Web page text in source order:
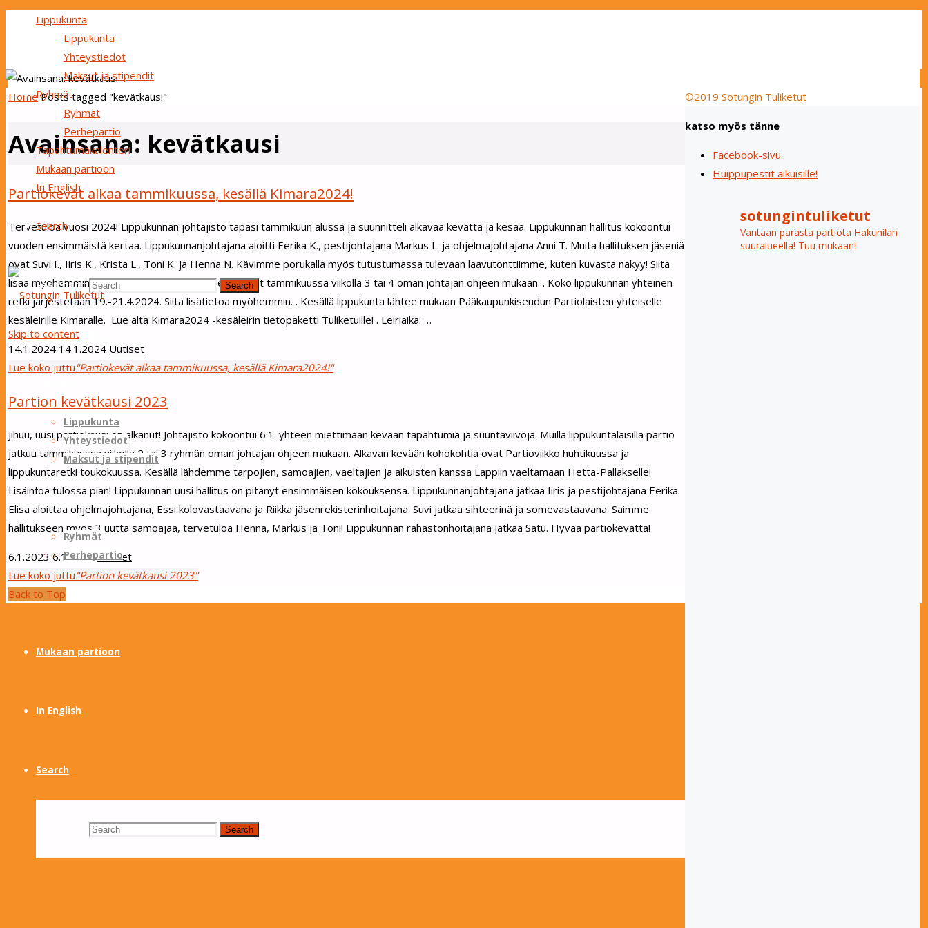
Lippukunta
Lippukunta
Yhteystiedot
Maksut ja stipendit
Ryhmät
Ryhmät
Perhepartio
Tapahtumakalenteri
Mukaan partioon
In English
Search
Search for: Search
Sotungin Tuliketut
Skip to content
Lippukunta
Yhteystiedot
Maksut ja stipendit
Ryhmät
Ryhmät
Perhepartio
Tapahtumakalenteri
Mukaan partioon
In English
Search
Search
Home Posts tagged "kevätkausi"
Avainsana: kevätkausi
Partiokevät alkaa tammikuussa, kesällä Kimara2024!
Tervetuloa vuosi 2024! Lippukunnan johtajisto tapasi tammikuun alussa ja suunnitteli alkavaa kevättä ja kesää. Lippukunnan hallitus kokoontui
vuoden ensimmäistä kertaa. Lippukunnanjohtajana aloitti Eerika K., pestijohtajana Markus L. ja ohjelmajohtajana Anni T. Muita hallituksen jäseniä
ovat Suvi I., Iiris K., Krista L., Toni K. ja Henna N. Kävimme porukalla myös tutustumassa tulevaan laavutonttiimme, kuten kuvasta näkyy! Siitä
lisää myöhemmin 😉 . Ryhmien kokoontumiset alkavat tammikuussa viikolla 3 tai 4 oman johtajan ohjeen mukaan. . Koko lippukunnan yhteinen
retki järjestetään 19.-21.4.2024. Siitä lisätietoa myöhemmin. . Kesällä lippukunta lähtee mukaan Pääkaupunkiseudun Partiolaisten yhteiselle
kesäleirille Kimaralle. Lue alta Kimara2024 -kesäleirin tietopaketti Tuliketuille! . Leiriaika: …
14.1.2024 14.1.2024 Uutiset
Lue koko juttu "Partiokevät alkaa tammikuussa, kesällä Kimara2024!"
Partion kevätkausi 2023
Jihuu, uusi partiokausi on alkanut! Johtajisto kokoontui 6.1. yhteen miettimään kevään tapahtumia ja suuntaviivoja. Muilla lippukuntalaisilla partio
jatkuu tammikuussa viikolla 2 tai 3 ryhmän oman johtajan ohjeen mukaan. Alkavan kevään kohokohtia ovat Partioviikko huhtikuussa ja
lippukuntaretki toukokuussa. Kesällä lähdemme tarpojien, samoajien, vaeltajien ja aikuisten kanssa Lappiin vaeltamaan Hetta-Pallakselle!
Lisäinfoa tulossa pian! Lippukunnan uusi hallitus on pitänyt ensimmäisen kokouksensa. Lippukunnanjohtajana jatkaa Iiris ja pestijohtajana Eerika.
Elisa aloittaa ohjelmajohtajana, Essi kolovastaavana ja Riikka jäsenrekisterinhoitajana. Suvi jatkaa sihteerinä ja somevastaavana. Saimme
hallitukseen myös 3 uutta samoajaa, tervetuloa Henna, Markus ja Toni! Lippukunnan rahastonhoitajana jatkaa Satu. Hyvää partiokevättä!
6.1.20236.1.2023 Uutiset
Lue koko juttu "Partion kevätkausi 2023"
katso myös tänne
Facebook-sivu
Huippupestit aikuisille!
sotungintuliketut
Vantaan parasta partiota Hakunilan
suuralueella! Tuu mukaan!
©2019 Sotungin Tuliketut
Back to Top